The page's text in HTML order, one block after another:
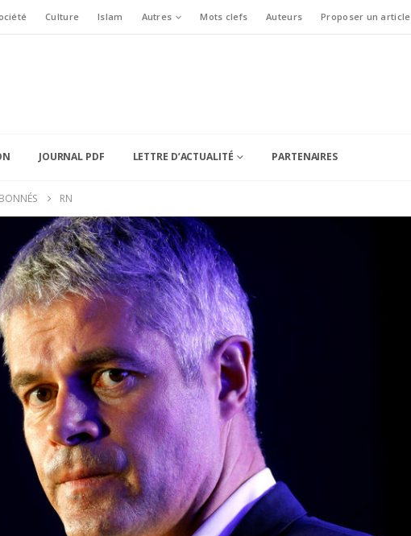
Culture Islam Autres Mots clefs Auteurs Proposer un article
JOURNAL PDF LETTRE D’ACTUALITÉ PARTENAIRES
RN